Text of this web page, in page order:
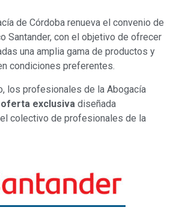
de Córdoba renueva el convenio de
Santander, con el objetivo de ofrecer
una amplia gama de productos y
condiciones preferentes.
los profesionales de la Abogacía
oferta exclusiva diseñada
colectivo de profesionales de la